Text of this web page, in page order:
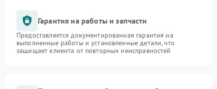
Гарантия на работы и запчасти
Предоставляется документированная гарантия на
выполненные работы и установленные детали, что
защищает клиента от повторных неисправностей